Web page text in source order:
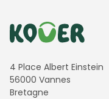
Informations de
4 Place Albert Einstein
56000 Vannes
Bretagne